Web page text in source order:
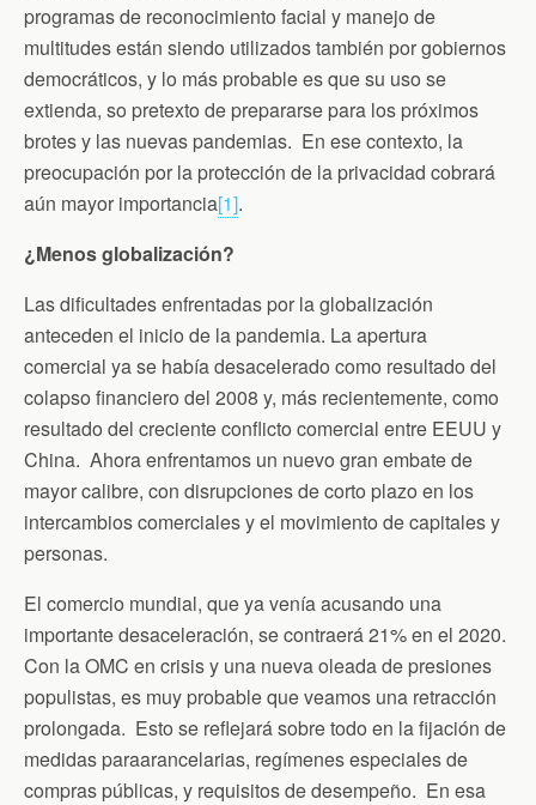
programas de reconocimiento facial y manejo de
multitudes están siendo utilizados también por gobiernos
democráticos, y lo más probable es que su uso se
extienda, so pretexto de prepararse para los próximos
brotes y las nuevas pandemias. En ese contexto, la
preocupación por la protección de la privacidad cobrará
aún mayor importancia[1].
¿Menos globalización?
Las dificultades enfrentadas por la globalización
anteceden el inicio de la pandemia. La apertura
comercial ya se había desacelerado como resultado del
colapso financiero del 2008 y, más recientemente, como
resultado del creciente conflicto comercial entre EEUU y
China. Ahora enfrentamos un nuevo gran embate de
mayor calibre, con disrupciones de corto plazo en los
intercambios comerciales y el movimiento de capitales y
personas.
El comercio mundial, que ya venía acusando una
importante desaceleración, se contraerá 21% en el 2020.
Con la OMC en crisis y una nueva oleada de presiones
populistas, es muy probable que veamos una retracción
prolongada. Esto se reflejará sobre todo en la fijación de
medidas paraarancelarias, regímenes especiales de
compras públicas, y requisitos de desempeño. En esa